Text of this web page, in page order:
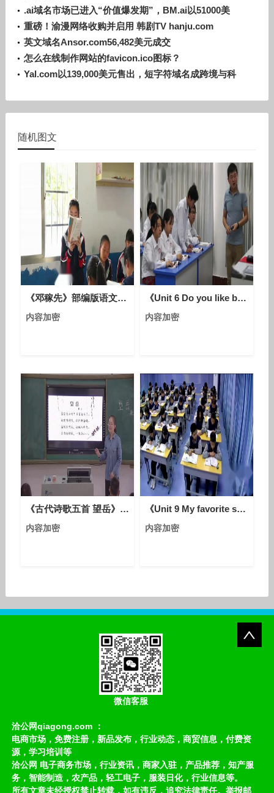
.ai域名市场已进入“价值爆发期”，BM.ai以51000美
元成交
重磅！渝漫网络收购并启用 韩剧TV hanju.com
英文域名Ansor.com56,482美元成交
怎么在线制作网站的favicon.ico图标？
Yal.com以139,000美元售出，短字符域名成跨境与科
随机图文
《邓稼先》部编版语文七年级下册课堂教学视频实录-执教老师-彭竟铭
内容加密
《Unit 6 Do you like bananas - Section B 1a—1e》人教版英语七上-四川-郑川
内容加密
《古代诗歌五首 望岳》部编版语文七年级下册课堂教学视频实录-执教老师-邱敏
内容加密
《Unit 9 My favorite subject is science - Section B 1a—1d》人教版英语七上-江西-刘霞
内容加密
微信客服
洽公网qiagong.com ：
电商市场，免费注册，新品发布，行业动态，商贸信息，付费资
源，学习培训等
洽公网 电子商务市场，行业资讯，商家入驻，产品推荐，知产服
务，智能制造，农产品，轻工电子，服装日化，行业信息等。
所有文章未经授权禁止转载，如有违反，追究法律责任。举报邮